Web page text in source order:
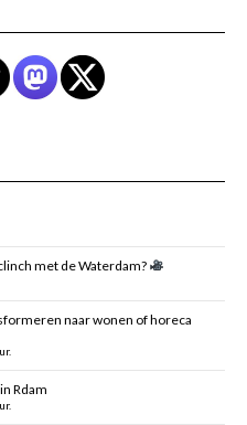
met de Waterdam?
naar wonen of horeca
Rdam